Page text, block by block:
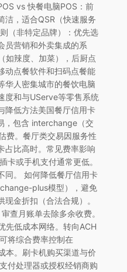
vs 快餐电脑POS：前
洁，适合QSR（快速服务
（非特定品牌）：优先选
员营销和外卖集成的系
如辣度、加菜），后厨点
动点餐软件和扫码点餐能
华人密集城市的餐饮电脑
度和与UServe等零售系统
降低方法美国餐厅信用卡
，包含 interchange（交
费。餐厅类交易因服务性
占比高时。常见费率影响
卡或手机支付通常更低。
同。 如何降低餐厅信用卡
plus模型），避免
金折扣（合法合规）。
查月账单去除多余收费。
先低成本网络。转向ACH
将综合费率控制在
本。刷卡机购买渠道与价
付处理器或授权经销商购